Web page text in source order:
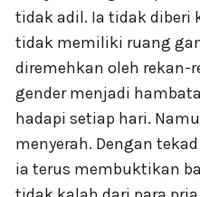
tidak adil. Ia tidak diberi
tidak memiliki ruang
diremehkan oleh rekan-
gender menjadi
hadapi setiap hari.
menyerah. Dengan
ia terus membuktikan